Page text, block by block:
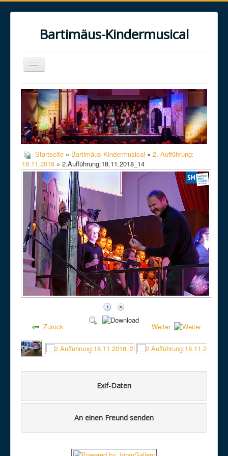
Bartimäus-Kindermusical
Toggle
Navigation
Home
Über uns
Das Musical
Das Projekt
Galerie
Kontakt
Startseite » Bartimäus-Kindermusical » 2. Aufführung:
18.11.2018 » 2.Aufführung:18.11.2018_14
Zurück Weiter
Exif-Daten
An einen Freund senden